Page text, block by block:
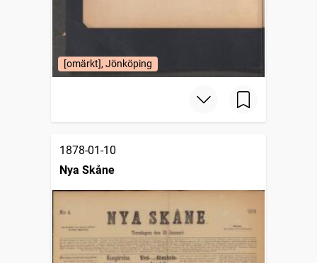
[omärkt], Jönköping
1878-01-10
Nya Skåne